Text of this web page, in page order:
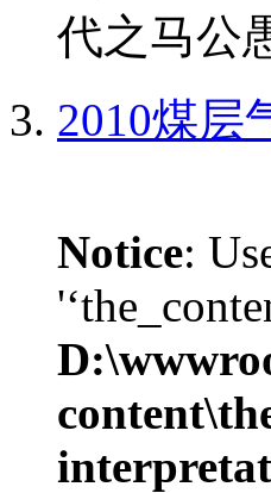
代之马公
2010煤层
Notice: